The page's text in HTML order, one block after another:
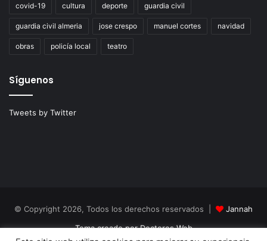
covid-19 cultura deporte guardia civil
guardia civil almeria jose crespo manuel cortes navidad
obras policía local teatro
Síguenos
Tweets by Twitter
© Copyright 2026, Todos los derechos reservados |
Jannah
Tema creado por Doctores Web